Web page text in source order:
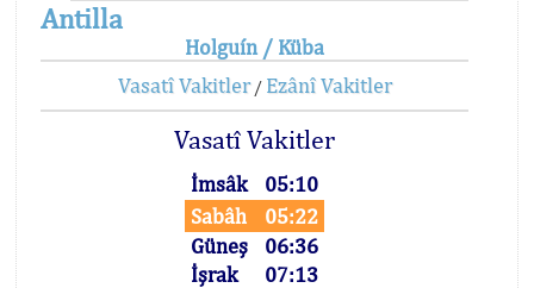
Antilla
Holguín / Küba
Vasatî Vakitler/ Ezânî Vakitler
Vasatî Vakitler
İmsâk
05:10
Sabâh
05:22
Güneş
06:36
İşrak
07:13